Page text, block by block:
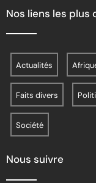
Nos liens les plus
Actualités
Faits divers
Société
Nous suivre